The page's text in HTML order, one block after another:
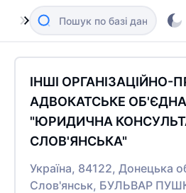
ІНШІ ОРГАНІЗАЦІЙНО-
АДВОКАТСЬКЕ
"ЮРИДИЧНА
СЛОВ'ЯНСЬКА"
Україна, 84122, Донецька
Слов'янськ, БУЛЬВАР